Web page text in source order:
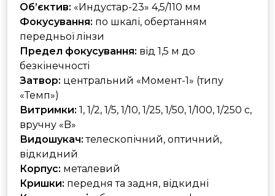
Об’єктив: «Индустар-23» 4,5/110 мм
Фокусування: по шкалі, обертанням
передньої лінзи
Предел фокусування: від 1,5 м до
безкінечності
Затвор: центральний «Момент-1» (типу
«Темп»)
Витримки: 1, 1/2, 1/5, 1/10, 1/25, 1/50, 1/100, 1/250 с,
вручну «B»
Видошукач: телескопічний, оптичний,
відкидний
Корпус: металевий
Кришки: передня та задня, відкидні